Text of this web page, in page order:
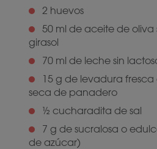
2 huevos
50 ml de aceite de
girasol
70 ml de leche sin
15 g de levadura
seca de panadero
½ cucharadita de sal
7 g de sucralosa o
de azúcar)